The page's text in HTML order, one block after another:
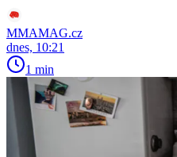
MMAMAG.cz
dnes, 10:21
1 min